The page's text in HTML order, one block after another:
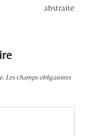
abstraite
Les champs obligatoires